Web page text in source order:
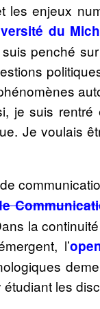
les enjeux
du
penché
je suis
Je voulais
la
l’
étudiant les